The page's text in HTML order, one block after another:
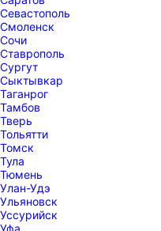
Севастополь
Смоленск
Сочи
Ставрополь
Сургут
Сыктывкар
Таганрог
Тамбов
Тверь
Тольятти
Томск
Тула
Тюмень
Улан-Удэ
Ульяновск
Уссурийск
Уфа